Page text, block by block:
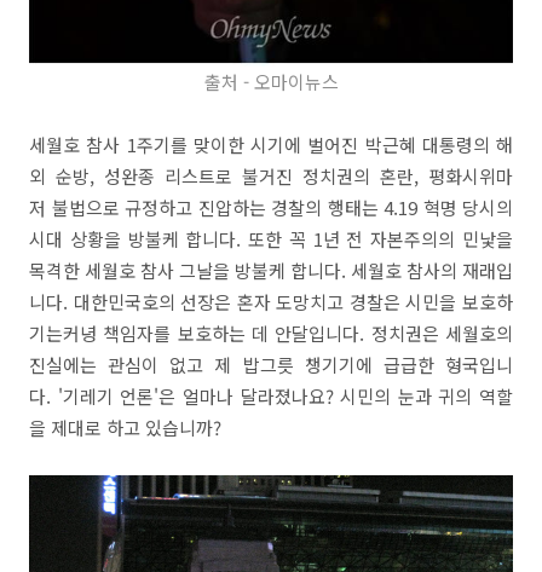
출처 - 오마이뉴스
세월호 참사 1주기를 맞이한 시기에 벌어진 박근혜 대통령의 해
외 순방, 성완종 리스트로 불거진 정치권의 혼란, 평화시위마
저 불법으로 규정하고 진압하는 경찰의 행태는 4.19 혁명 당시의
시대 상황을 방불케 합니다. 또한 꼭 1년 전 자본주의의 민낯을
목격한 세월호 참사 그날을 방불케 합니다. 세월호 참사의 재래입
니다. 대한민국호의 선장은 혼자 도망치고 경찰은 시민을 보호하
기는커녕 책임자를 보호하는 데 안달입니다. 정치권은 세월호의
진실에는 관심이 없고 제 밥그릇 챙기기에 급급한 형국입니
다. '기레기 언론'은 얼마나 달라졌나요? 시민의 눈과 귀의 역할
을 제대로 하고 있습니까?